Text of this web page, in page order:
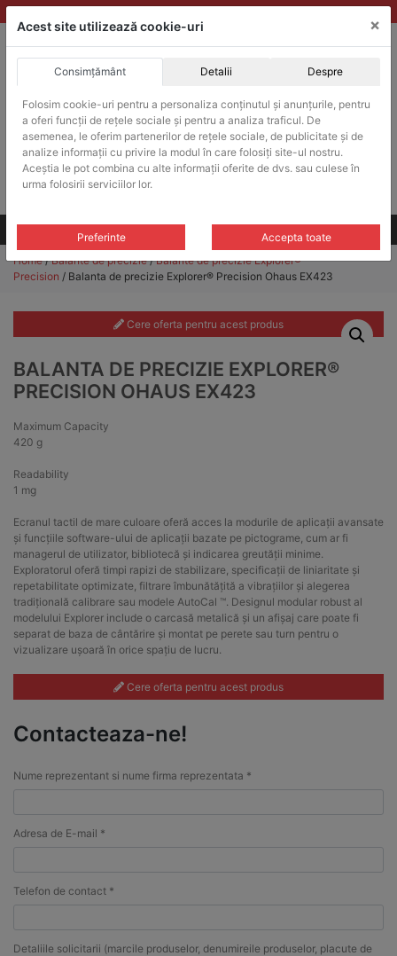
Skip
to
ACHIZITII PUBLICE
Produsele pot fi achizitionate si in sistemul SEAP / SICAP
Products
search
CAUTARE
Toate produsele
Home/Balante de precizie/Balante de precizie Explorer®
Precision / Balanta de precizie Explorer® Precision Ohaus EX423
Cere oferta pentru acest produs
BALANTA DE PRECIZIE EXPLORER®
PRECISION OHAUS EX423
Maximum Capacity
420 g
Readability
1 mg
Ecranul tactil de mare culoare oferă acces la modurile de aplicații avansate
și funcțiile software-ului de aplicații bazate pe pictograme, cum ar fi
managerul de utilizator, bibliotecă și indicarea greutății minime.
Exploratorul oferă timpi rapizi de stabilizare, specificații de liniaritate și
repetabilitate optimizate, filtrare îmbunătățită a vibrațiilor și alegerea
tradițională calibrare sau modele AutoCal ™. Designul modular robust al
modelului Explorer include o carcasă metalică și un afișaj care poate fi
separat de baza de cântărire și montat pe perete sau turn pentru o
vizualizare ușoară în orice spațiu de lucru.
Cere oferta pentru acest produs
Contacteaza-ne!
Nume reprezentant si nume firma reprezentata *
Adresa de E-mail *
Telefon de contact *
Detaliile solicitarii (marcile produselor, denumireile produselor, placute de
Acest site utilizează cookie-uri ×
Consimțământ Detalii Despre
Folosim cookie-uri pentru a personaliza conținutul și anunțurile, pentru
a oferi funcții de rețele sociale și pentru a analiza traficul. De
asemenea, le oferim partenerilor de rețele sociale, de publicitate și de
analize informații cu privire la modul în care folosiți site-ul nostru.
Aceștia le pot combina cu alte informații oferite de dvs. sau culese în
urma folosirii serviciilor lor.
Preferinte Accepta toate